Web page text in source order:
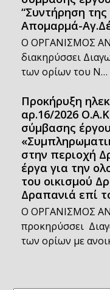
“Συντήρηση
Απομαρμά-
Ο ΟΡΓΑΝΙΣΜΟΣ
διακηρύσσει
των ορίων του Ν…
Προκήρυξη
αρ.16/2026
σύμβασης
στην περιοχή
έργα για την
του οικισμού
Δραπανιά επί
Ο ΟΡΓΑΝΙΣΜΟΣ
προκηρύσσει
των ορίων με